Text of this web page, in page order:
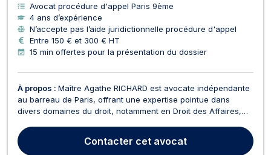
Avocat procédure d'appel Paris 9ème
4 ans d’expérience
N’accepte pas l’aide juridictionnelle procédure d'appel
Entre 150 € et 300 € HT
15 min offertes pour la présentation du dossier
À propos : Maître Agathe RICHARD est avocate indépendante
au barreau de Paris, offrant une expertise pointue dans
divers domaines du droit, notamment en Droit des Affaires,
(spécialement pour les startups), et Droit Commercial -
Concurrence. Elle intervient également en Droi...
Contacter cet avocat